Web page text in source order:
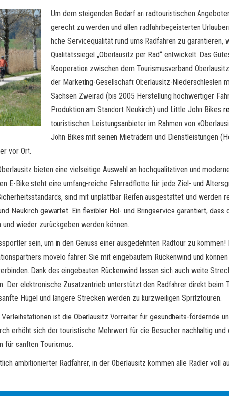
Um dem steigenden Bedarf an radtouristischen
gerecht zu werden und allen radfahrbegeisterten
hohe Servicequalität rund ums Radfahren zu garantieren,
Qualitätssiegel „Oberlausitz per Rad“ entwickelt. Das
Kooperation zwischen dem Tourismusverband
der Marketing-Gesellschaft Oberlausitz-Niederschlesien
Sachsen Zweirad (bis 2005 Herstellung hochwertiger
Produktion am Standort Neukirch) und Little John Bikes
touristischen Leistungsanbieter im Rahmen von
John Bikes mit seinen Mieträdern und Dienstleistungen
vor Ort.
bieten eine vielseitige Auswahl an hochqualitativen und
E-Bike steht eine umfang-reiche Fahrradflotte für jede Ziel- und
sind mit unplattbar Reifen ausgestattet und werden
Neukirch gewartet. Ein flexibler Hol- und Bringservice garantiert, dass
wieder zurückgeben werden können.
sein, um in den Genuss einer ausgedehnten Radtour zu
movelo fahren Sie mit eingebautem Rückenwind und
Dank des eingebauten Rückenwind lassen sich auch weite
Der elektronische Zusatzantrieb unterstützt den Radfahrer direkt beim
Hügel und längere Strecken werden zu kurzweiligen Spritztouren.
ist die Oberlausitz Vorreiter für gesundheits-fördernde
erhöht sich der touristische Mehrwert für die Besucher nachhaltig und
für sanften Tourismus.
ambitionierter Radfahrer, in der Oberlausitz kommen alle Radler voll